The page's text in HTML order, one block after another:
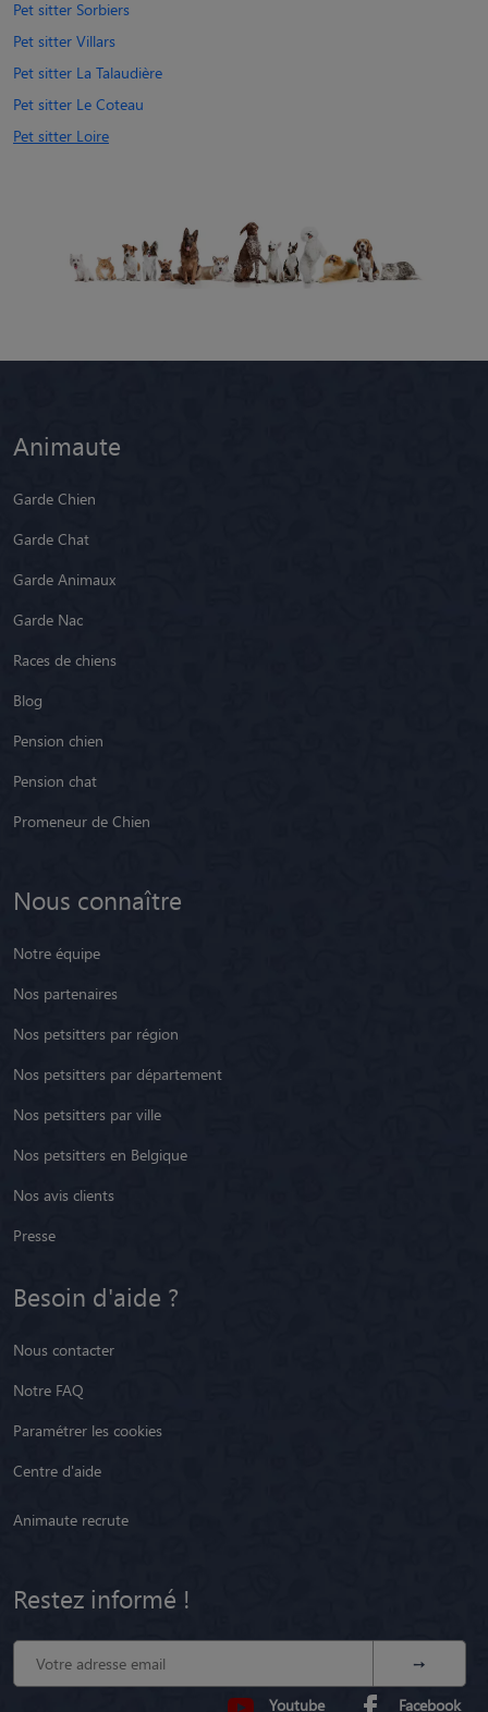
Pet sitter Sorbiers
Pet sitter Villars
Pet sitter La Talaudière
Pet sitter Le Coteau
Pet sitter Loire
Animaute
Garde Chien
Garde Chat
Garde Animaux
Garde Nac
Races de chiens
Blog
Pension chien
Pension chat
Promeneur de Chien
Nous connaître
Notre équipe
Nos partenaires
Nos petsitters par région
Nos petsitters par département
Nos petsitters par ville
Nos petsitters en Belgique
Nos avis clients
Presse
Besoin d'aide ?
Nous contacter
Notre FAQ
Paramétrer les cookies
Centre d'aide
Animaute recrute
Restez informé !
Youtube Facebook